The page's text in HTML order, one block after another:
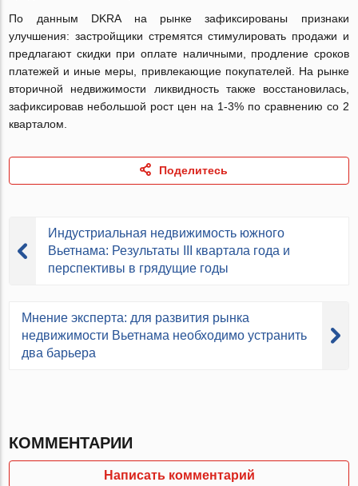
По данным DKRA на рынке зафиксированы признаки
улучшения: застройщики стремятся стимулировать продажи и
предлагают скидки при оплате наличными, продление сроков
платежей и иные меры, привлекающие покупателей. На рынке
вторичной недвижимости ликвидность также восстановилась,
зафиксировав небольшой рост цен на 1-3% по сравнению со 2
кварталом.
Поделитесь
Индустриальная недвижимость южного
Вьетнама: Результаты III квартала года и
перспективы в грядущие годы
Мнение эксперта: для развития рынка
недвижимости Вьетнама необходимо устранить
два барьера
КОММЕНТАРИИ
Написать комментарий